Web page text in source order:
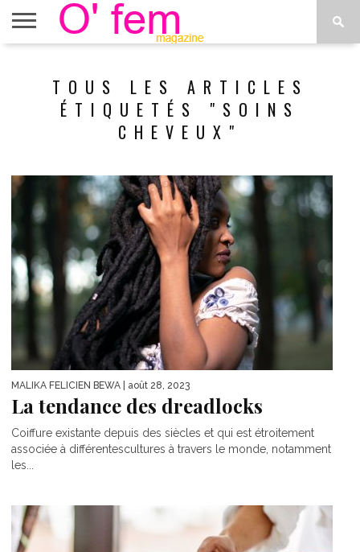
ÉTOILES
MENUS
TOUS LES ARTICLES
ÉTIQUETÉS "SOINS
CHEVEUX"
MALIKA FELICIEN BEWA | août 28, 2023
La tendance des dreadlocks
Coiffure existante depuis des siècles et qui est étroitement
associée à différentescultures à travers le monde, notamment
les...